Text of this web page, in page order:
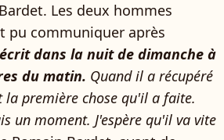
Les deux hommes
pu communiquer après
dans la nuit de dimanche à
du matin. Quand il a récupéré
la première chose qu'il a faite.
un moment. J'espère qu'il va vite